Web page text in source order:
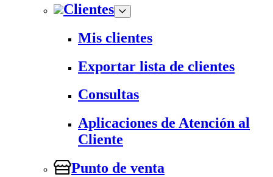
Clientes
Mis clientes
Exportar lista de clientes
Consultas
Aplicaciones de Atención al
Cliente
Punto de venta